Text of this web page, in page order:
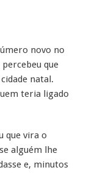
novo no
que
natal.
teria ligado
que vira o
alguém lhe
e, minutos